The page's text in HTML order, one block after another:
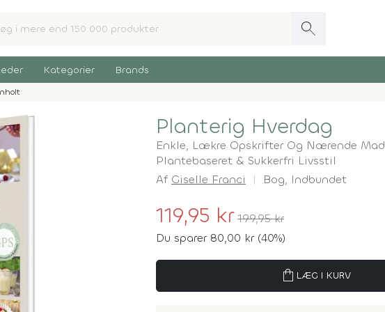
search
Kategorier Brands
Planterig Hverdag
Enkle, Lækre Opskrifter Og Nærende
Plantebaseret & Sukkerfri Livsstil
Af Giselle Franci Bog, Indbundet
119,95 kr 199,95 kr
Du sparer 80,00 kr (40%)
shopping_bag LÆG I KURV